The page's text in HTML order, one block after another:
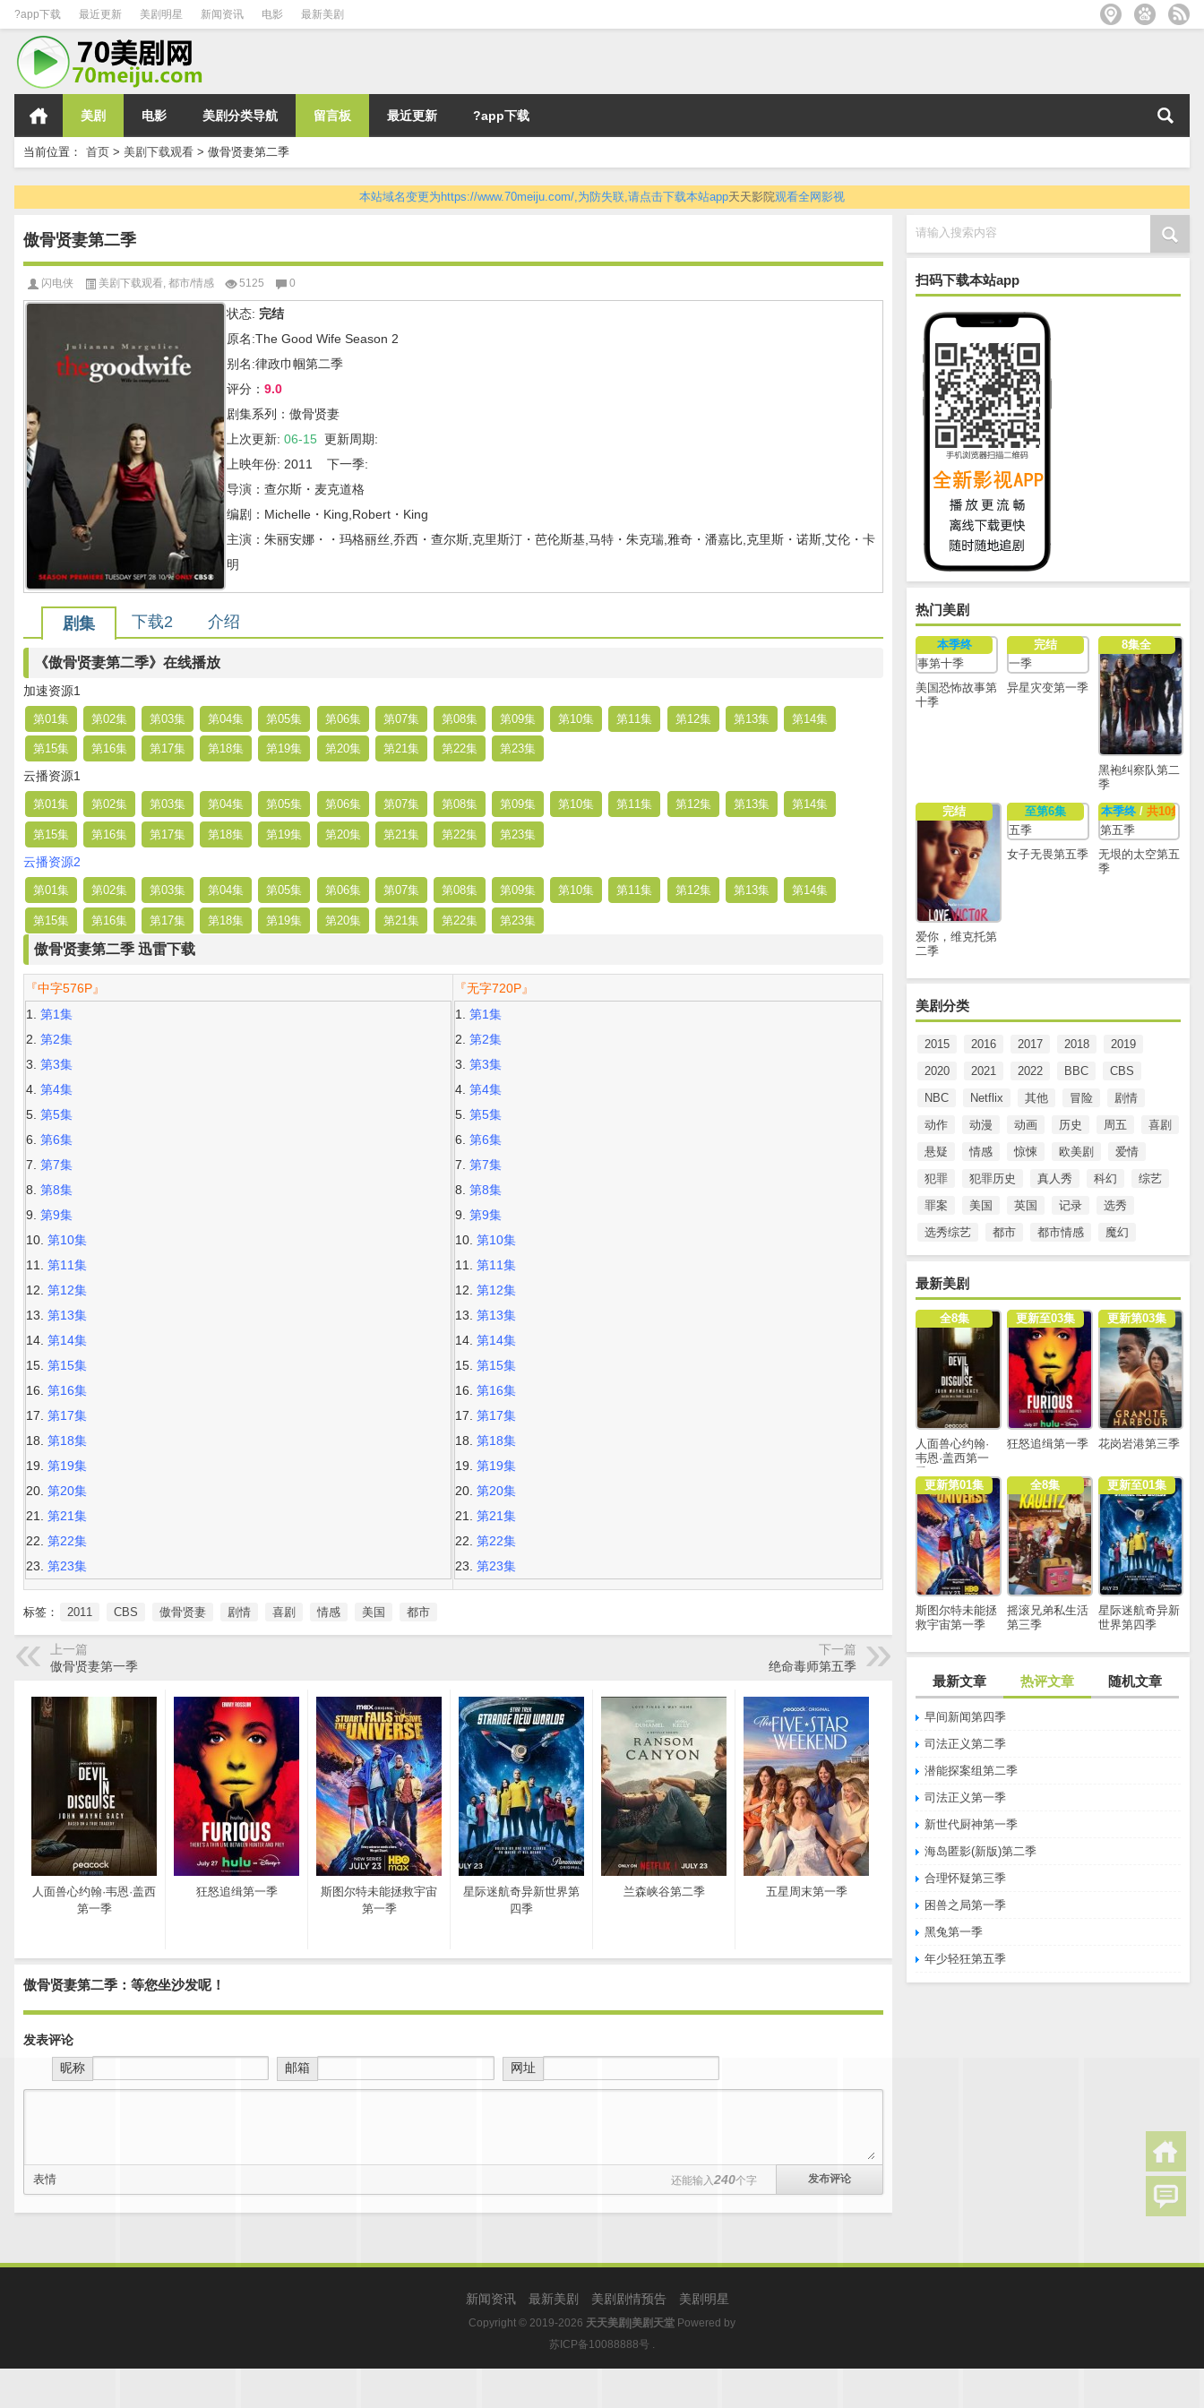
?app下载 最近更新 美剧明星 新闻资讯 电影 最新美剧
美剧 电影 美剧分类导航 留言板 最近更新 ?app下载
当前位置： 首页 > 美剧下载观看 > 傲骨贤妻第二季
本站域名变更为https://www.70meiju.com/,为防失联,请点击下载本站app天天影院观看全网影视
请输入搜索内容
扫码下载本站app
热门美剧
本季终
美国恐怖故事第
十季
完结
异星灾变第一季
8集全
黑袍纠察队第二
季
完结
爱你，维克托第
二季
至第6集
女子无畏第五季
本季终/ 共10集
无垠的太空第五
季
美剧分类
2015 2016 2017 2018
2019
2020
2021 2022 BBC
CBS
NBC
Netflix 其他 冒险
剧情
动作
动漫 动画 历史 周五
喜剧
悬疑
情感 惊悚 欧美剧
爱情
犯罪
犯罪历史 真人秀 科幻
综艺
罪案
美国 英国 记录
选秀
选秀综艺
都市 都市情感 魔幻
最新美剧
全8集
人面兽心约翰·
韦恩·盖西第一
季
更新至03集
狂怒追缉第一季
更新第03集
花岗岩港第三季
更新第01集
斯图尔特未能拯
救宇宙第一季
全8集
摇滚兄弟私生活
第三季
更新至01集
星际迷航奇异新
世界第四季
最新文章 热评文章 随机文章
早间新闻第四季
司法正义第二季
潜能探案组第二季
司法正义第一季
新世代厨神第一季
海岛匿影(新版)第二季
合理怀疑第三季
困兽之局第一季
黑兔第一季
年少轻狂第五季
傲骨贤妻第二季
闪电侠 美剧下载观看 都市/情感 5125 0
状态: 完结
原名:The Good Wife Season 2
别名:律政巾帼第二季
评分： 9.0
剧集系列：傲骨贤妻
上次更新: 06-15 更新周期:
上映年份: 2011 下一季:
导演：查尔斯・麦克道格
编剧：Michelle・King,Robert・King
主演：朱丽安娜・・玛格丽丝,乔西・查尔斯,克里斯汀・芭伦斯基,马特・朱克瑞,雅奇・潘嘉比,克里斯・诺斯,艾伦・卡
明
剧集 下载2 介绍
《傲骨贤妻第二季》在线播放
加速资源1
第01集 第02集 第03集 第04集 第05集 第06集 第07集 第08集 第09集 第10集 第11集 第12集 第13集 第14集
第15集 第16集 第17集 第18集 第19集 第20集 第21集 第22集 第23集
云播资源1
第01集 第02集 第03集 第04集 第05集 第06集 第07集 第08集 第09集 第10集 第11集 第12集 第13集 第14集
第15集 第16集 第17集 第18集 第19集 第20集 第21集 第22集 第23集
云播资源2
第01集 第02集 第03集 第04集 第05集 第06集 第07集 第08集 第09集 第10集 第11集 第12集 第13集 第14集
第15集 第16集 第17集 第18集 第19集 第20集 第21集 第22集 第23集
傲骨贤妻第二季 迅雷下载
『中字576P』
第1集
第2集
第3集
第4集
第5集
第6集
第7集
第8集
第9集
第10集
第11集
第12集
第13集
第14集
第15集
第16集
第17集
第18集
第19集
第20集
第21集
第22集
第23集
『无字720P』
第1集
第2集
第3集
第4集
第5集
第6集
第7集
第8集
第9集
第10集
第11集
第12集
第13集
第14集
第15集
第16集
第17集
第18集
第19集
第20集
第21集
第22集
第23集
标签： 2011 CBS 傲骨贤妻 剧情 喜剧 情感 美国 都市
上一篇
傲骨贤妻第一季
下一篇
绝命毒师第五季
人面兽心约翰·韦恩·盖西
第一季
狂怒追缉第一季
斯图尔特未能拯救宇宙
第一季
星际迷航奇异新世界第
四季
兰森峡谷第二季 五星周末第一季
傲骨贤妻第二季：等您坐沙发呢！
发表评论
昵称
邮箱 网址
表情 还能输入 240个字
新闻资讯 最新美剧 美剧剧情预告 美剧明星
Copyright © 2019-2026 天天美剧|美剧天堂 Powered by
苏ICP备10088888号 .